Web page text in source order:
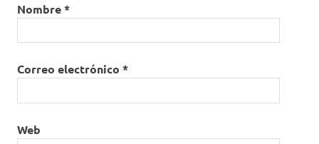
Nombre*
Correo electrónico *
Web